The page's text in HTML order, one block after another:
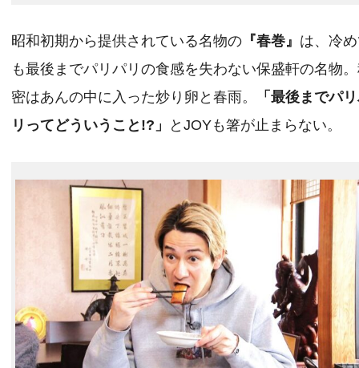
昭和初期から提供されている名物の 『春巻』 は、冷
も最後までパリパリの食感を失わない保盛軒の名物
密はあんの中に入った炒り卵と春雨。
「最後までパ
リってどういうこと!?」
とJOYも箸が止まらない。